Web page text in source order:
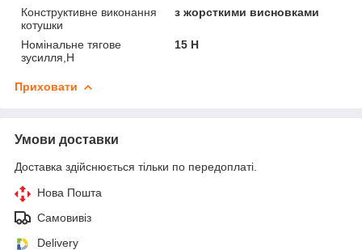
Конструктивне виконання
котушки
з жорсткими висновками
Номінальне тягове
зусилля,Н
15 Н
Приховати
Умови доставки
Доставка здійснюється тільки по передоплаті.
Нова Пошта
Самовивіз
Delivery